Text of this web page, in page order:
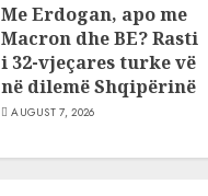
Me Erdogan, apo me
Macron dhe BE? Rasti
i 32-vjeçares turke vë
në dilemë Shqipërinë
AUGUST 7, 2026